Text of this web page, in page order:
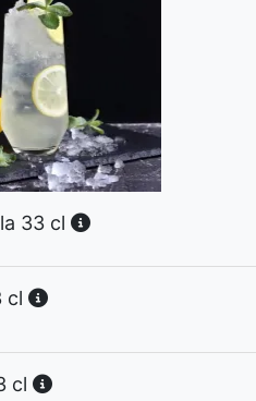
33 cl
cl
cl